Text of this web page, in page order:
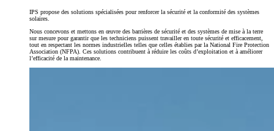
IPS propose des solutions spécialisées pour renforcer la sécurité et la conformité des systèmes
solaires.
Nous concevons et mettons en œuvre des barrières de sécurité et des systèmes de mise à la terre
sur mesure pour garantir que les techniciens puissent travailler en toute sécurité et efficacement,
tout en respectant les normes industrielles telles que celles établies par la National Fire Protection
Association (NFPA). Ces solutions contribuent à réduire les coûts d’exploitation et à améliorer
l’efficacité de la maintenance.